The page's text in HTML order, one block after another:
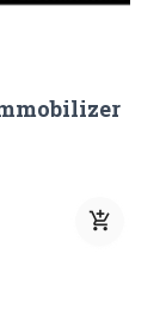
add_shopping_cart